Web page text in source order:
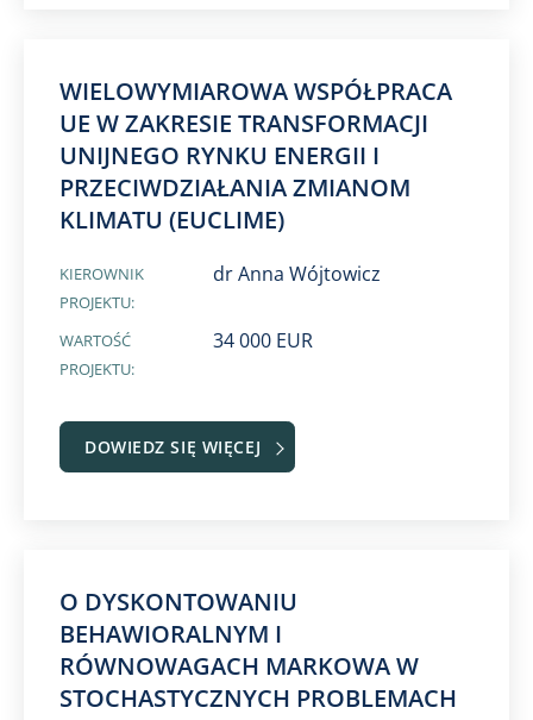
WIELOWYMIAROWA WSPÓŁPRACA
UE W ZAKRESIE TRANSFORMACJI
UNIJNEGO RYNKU ENERGII I
PRZECIWDZIAŁANIA ZMIANOM
KLIMATU (EUCLIME)
KIEROWNIK
PROJEKTU:
dr Anna Wójtowicz
WARTOŚĆ
PROJEKTU:
34 000 EUR
DOWIEDZ SIĘ WIĘCEJ
O DYSKONTOWANIU
BEHAWIORALNYM I
RÓWNOWAGACH MARKOWA W
STOCHASTYCZNYCH PROBLEMACH